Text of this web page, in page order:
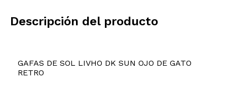
Descripción del producto
GAFAS DE SOL LIVHO DK SUN OJO DE GATO
RETRO